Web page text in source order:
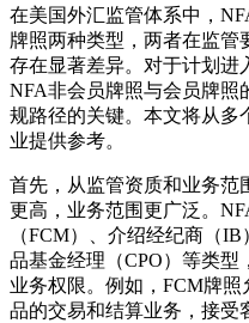
在美国外汇监管体系中，
牌照两种类型，两者在监管
存在显著差异。对于计划进
NFA非会员牌照与会员牌照
规路径的关键。本文将从多
业提供参考。
首先，从监管资质和业务范
更高，业务范围更广泛。
（FCM）、介绍经纪商（
品基金经理（CPO）等类
业务权限。例如，FCM牌
品的交易和结算业务，接受